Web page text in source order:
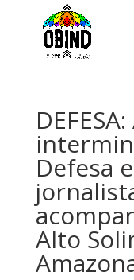
Defesa
Alto